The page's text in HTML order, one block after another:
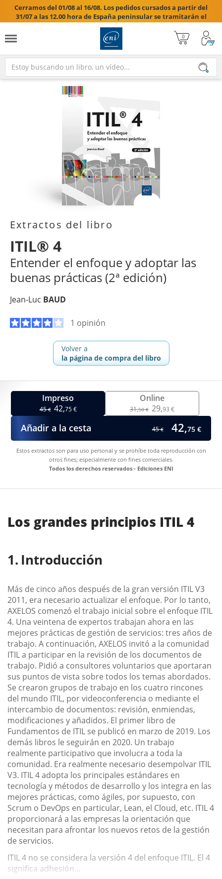
Cerramos del 01/08 al 16/08. Los pedidos cursados a partir del
31/07 a las 12.00 hora de España peninsular se tramitarán el
17/08/2026.

Extractos del libro
ITIL® 4
Entender el enfoque y adoptar las
buenas prácticas (2ª edición)
Jean-Luc BAUD
1 opinión
Volver a
la página de compra del libro
Impreso
45€ 42,75 €
Online
31,50 € 29,93 €
Añadir a la cesta 45€ 42,75 €
Estos extractos son para uso personal y se prohíbe toda reproducción con
otros fines; especialmente con fines comerciales.
Todos los derechos reservados - Ediciones ENI
Los grandes principios ITIL 4
Introducción
Más de cinco años después de la gran versión ITIL V3
2011, era necesario actualizar el enfoque. Por lo tanto,
AXELOS comenzó el trabajo inicial sobre el enfoque ITIL
4. Una veintena de expertos trabajan ahora en las
mejores prácticas de gestión de servicios: tres años de
trabajo. A continuación, AXELOS invitó a la comunidad
ITIL a participar en la revisión de los documentos de
trabajo. Pidió a consultores voluntarios que aportaran
sus puntos de vista sobre todos los temas abordados.
Se crearon grupos de trabajo en los cuatro rincones
del mundo ITIL, por videoconferencia o mediante el
intercambio de documentos: revisión, enmiendas,
modificaciones y añadidos. El primer libro de
Fundamentos de ITIL se publicó en marzo de 2019. Los
demás libros le seguirán en 2020. Un trabajo
realmente participativo que involucra a toda la
comunidad. Era realmente necesario desempolvar ITIL
V3. ITIL 4 adopta los principales estándares en
tecnología y métodos de desarrollo y los integra en las
mejores prácticas, como ágiles, por supuesto, con
Scrum o DevOps en particular, Lean, el Cloud, etc. ITIL 4
proporcionará a las empresas la orientación que
necesitan para afrontar los nuevos retos de la gestión
de servicios.
ITIL 4 no se considera la versión 4 del enfoque ITIL. El 4
significa adhesión...